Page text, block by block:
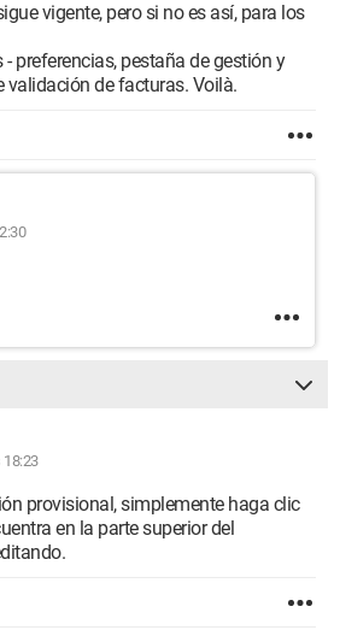
vigente, pero si no es así, para los
- preferencias, pestaña de gestión y
validación de facturas. Voilà.
18:23
provisional, simplemente haga clic
en la parte superior del